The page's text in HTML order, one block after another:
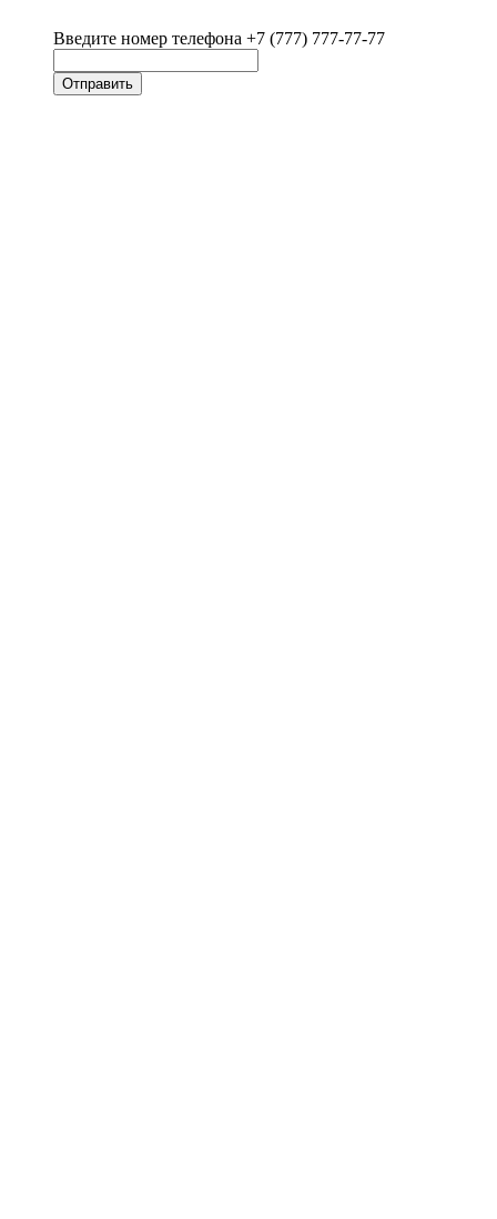
Введите номер телефона +7 (777) 777-77-77
Отправить